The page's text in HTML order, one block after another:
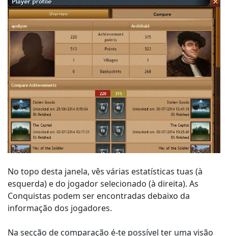
No topo desta janela, vês várias estatísticas tuas (à
esquerda) e do jogador selecionado (à direita). As
Conquistas podem ser encontradas debaixo da
informação dos jogadores.
Na secção de comparação é-te possível ter uma visão